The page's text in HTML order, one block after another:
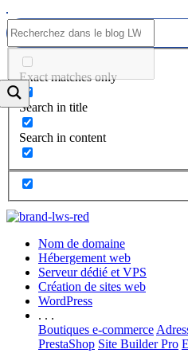
Exact matches only
Search in title
Search in content
Nom de domaine
Hébergement web
Serveur dédié et VPS
Création de sites web
WordPress
. . .
Boutiques e-commerce
PrestaShop Site Builder Pro